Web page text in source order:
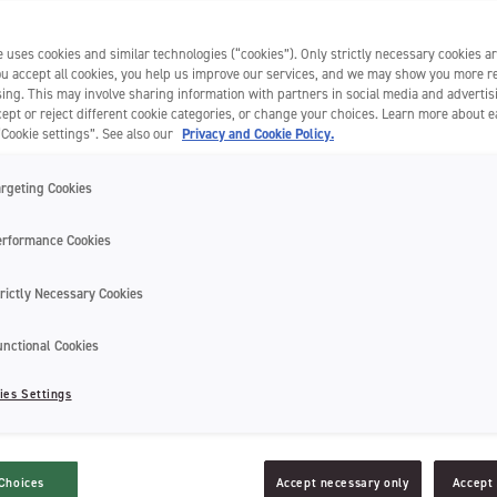
en plusieurs tailles, formes et matières. Si bien qu’il peut
qu’il faut savoir sur l’anneau de dentition et faites le bon choix
uses cookies and similar technologies (“cookies”). Only strictly necessary cookies
accept all cookies, you help us improve our services, and we may show you more
This may involve sharing information with partners in social media and
or reject different cookie categories, or change your choices. Learn more about
settings”. See also our Privacy and Cookie Policy.
Cookies
Cookies
Necessary Cookies
Cookies
Settings
Accept necessary only Accept